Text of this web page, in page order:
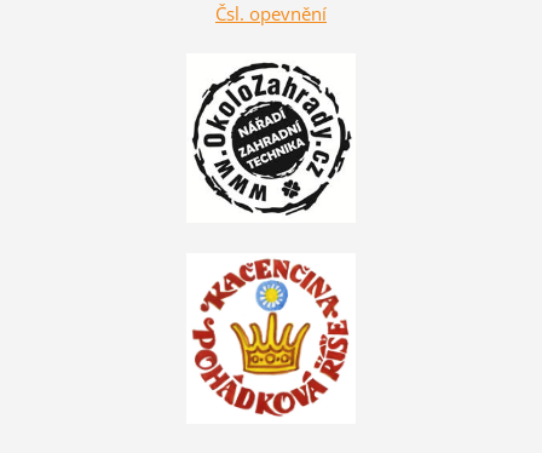
Čsl. opevnění